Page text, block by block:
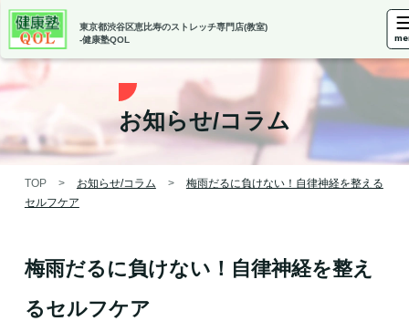
東京都渋谷区恵比寿のストレッチ専門店(教室)
-健康塾QOL
お知らせ/コラム
TOP > お知らせ/コラム >
梅雨だるに負けない！自律神経を整える
セルフケア
梅雨だるに負けない！自律神経を整え
るセルフケア